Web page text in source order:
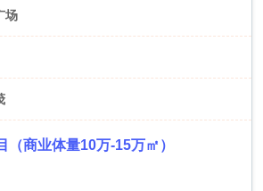
场
（商业体量10万-15万㎡）